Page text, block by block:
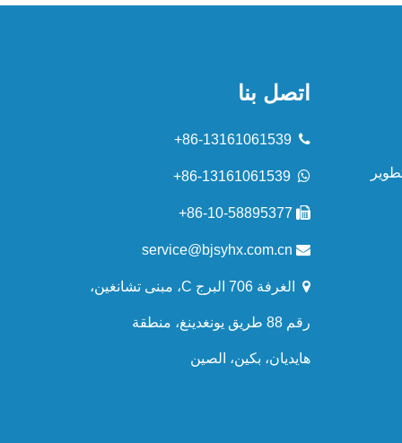
اتصل بنا


86-13161061539+

86-10-58895377+

service@bjsyhx.com.cn
 الغرفة 706 البرج C، مبنى تشانغين،
رقم 88 طريق يونغدينغ، منطقة
هايديان، بكين، الصين